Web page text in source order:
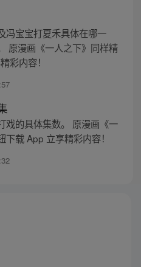
冯宝宝打夏禾具体在哪一
原漫画《一人之下》同样精
彩内容！
戏的具体集数。 原漫画《一
载 App 立享精彩内容！